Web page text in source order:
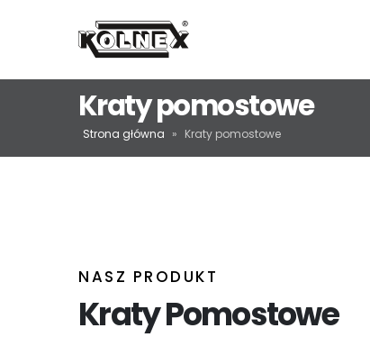
Kraty pomostowe
Strona główna » Kraty pomostowe
NASZ PRODUKT
Kraty Pomostowe